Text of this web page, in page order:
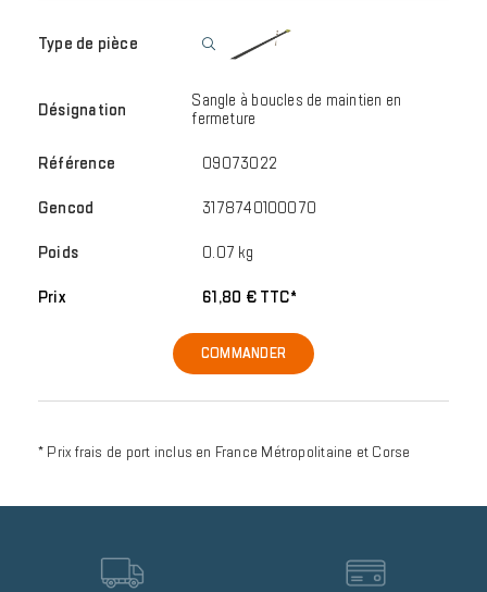
Sangle à boucles de maintien en
fermeture
09073022
3178740100070
0.07 kg
61,80 € TTC*
COMMANDER
* Prix frais de port inclus en France Métropolitaine et Corse